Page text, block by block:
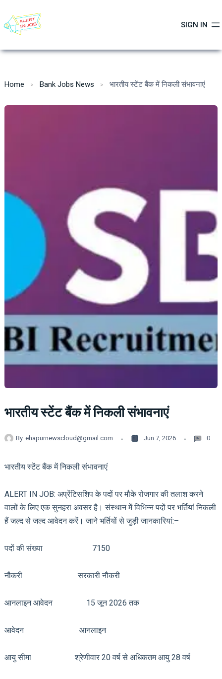
content
SIGN IN
Home Bank Jobs News भारतीय स्टेंट बैंक में निकली संभावनाएं
भारतीय स्टेंट बैंक में निकली संभावनाएं
By ehapurnewscloud@gmail.com Jun 7, 2026 0
भारतीय स्टेंट बैंक में निकली संभावनाएं
ALERT IN JOB: अप्रेंटिसशिप के पदों पर मौके रोजगार की तलाश करने
वालों के लिए एक सुनहरा अवसर है। संस्थान में विभिन्न पदों पर भर्तियां निकली
हैं जल्द से जल्द आवेदन करें। जाने भर्तियों से जुड़ी जानकारियां:–
पदों की संख्या 7150
नौकरी सरकारी नौकरी
आनलाइन आवेदन 15 जून 2026 तक
आवेदन आनलाइन
आयु सीमा श्रेणीवार 20 वर्ष से अधिकतम आयु 28 वर्ष